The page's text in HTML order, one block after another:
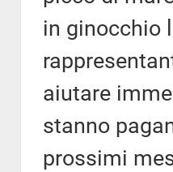
in ginocchio
aiutare
stanno
prossimi